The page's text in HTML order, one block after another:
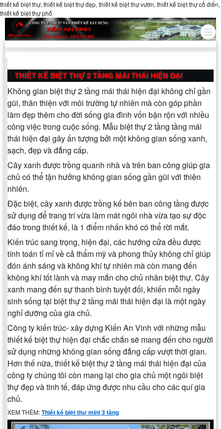
thiết kế biệt thự, thiết kế biệt thự đẹp, thiết kế biệt thự vườn, thiết kế biệt thự cổ điển,
thiết kế biệt thự phố
THIẾT KẾ BIỆT THỰ 2 TẦNG MÁI THÁI HIỆN ĐẠI
Không gian biệt thự 2 tầng mái thái hiện đại không chỉ gần
gũi, thân thiện với môi trường tự nhiên mà còn góp phần
làm đẹp thêm cho đời sống gia đình vốn bận rộn với nhiều
công việc trong cuộc sống. Mẫu biệt thự 2 tầng tầng mái
thái hiện đại gây ấn tượng bởi một không gian sống xanh,
sạch, đẹp và đẳng cấp.
Cây xanh được trồng quanh nhà và trên ban công giúp gia
chủ có thể tận hưởng không gian sống gần gũi với thiên
nhiên.
Đặc biệt, cây xanh được trồng kế bên ban công tầng được
sử dụng để trang trí vừa làm mát ngôi nhà vừa tạo sự độc
đáo trong thiết kế, là 1 điểm nhấn khó có thể rời mắt.
Kiến trúc sang trọng, hiện đại, các hướng cửa đều được
tính toán tỉ mỉ về cả thẩm mỹ và phong thủy không chỉ giúp
đón ánh sáng và không khí tự nhiên mà còn mang đến
không khí tốt lành và may mắn cho chủ nhân biệt thự. Cây
xanh mang đến sự thanh bình tuyệt đối, khiến mỗi ngày
sinh sống tại biệt thự 2 tầng mái thái hiện đại là một ngày
nghỉ dưỡng của gia chủ.
Công ty kiến trúc- xây dựng Kiến An Vinh với những mẫu
thiết kế biệt thự hiện đại chắc chắn sẽ mang đến cho người
sử dụng những không gian sống đẳng cấp vượt thời gian.
Hơn thế nữa, thiết kế biệt thự 2 tầng mái thái hiện đại của
công ty chúng tôi còn mang lại cho gia chủ một ngôi biệt
thự đẹp và tinh tế, đáp ứng được nhu cầu cho các quí gia
chủ.
XEM THÊM:Thiết kế biệt thự mini 3 tầng